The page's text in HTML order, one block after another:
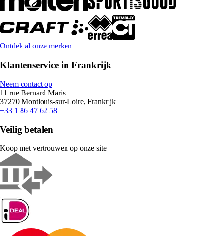
Ontdek al onze merken
Klantenservice in Frankrijk
Neem contact op
11 rue Bernard Maris
37270 Montlouis-sur-Loire, Frankrijk
+33 1 86 47 62 58
Veilig betalen
Koop met vertrouwen op onze site